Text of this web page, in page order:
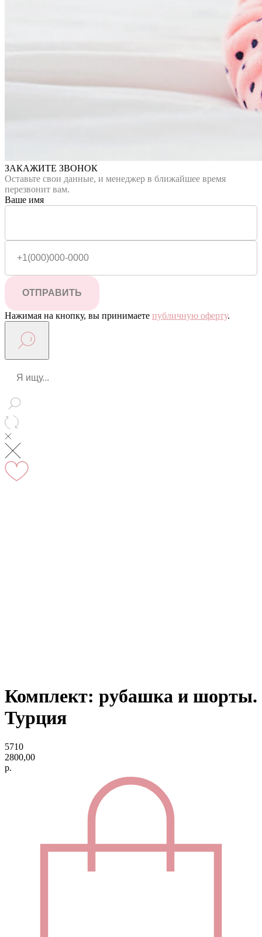
ЗАКАЖИТЕ ЗВОНОК
Оставьте свои данные, и менеджер в ближайшее время
перезвонит вам.
Ваше имя
ОТПРАВИТЬ
Нажимая на кнопку, вы принимаете публичную оферту.
Комплект: рубашка и шорты.
Турция
5710
2800,00
р.